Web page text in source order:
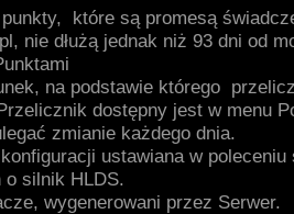
które są promesą
nie dłużą jednak niż 93 dni od
na podstawie którego
dostępny jest w menu
zmianie każdego dnia.
ustawiana w poleceniu
o silnik HLDS.
wygenerowani przez Serwer.